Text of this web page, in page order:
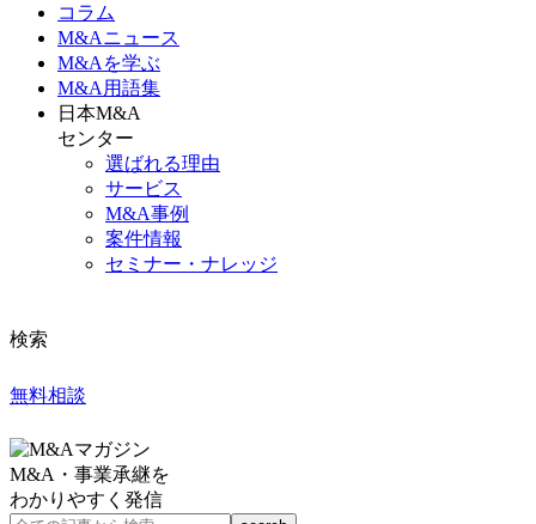
コラム
M&Aニュース
M&Aを学ぶ
M&A 用語集
日本M&A
センター
選ばれる理由
サービス
M&A事例
案件情報
セミナー・ナレッジ
検索
無料相談
M&A・事業承継を
わかりやすく発信